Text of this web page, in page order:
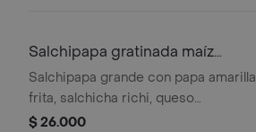
Salchipapa gratinada maíz
+cocacola400ml
Salchipapa grande con papa amarilla
frita, salchicha richi, queso
mozzarella, maíz y salsas de la casa. +
$ 26.000